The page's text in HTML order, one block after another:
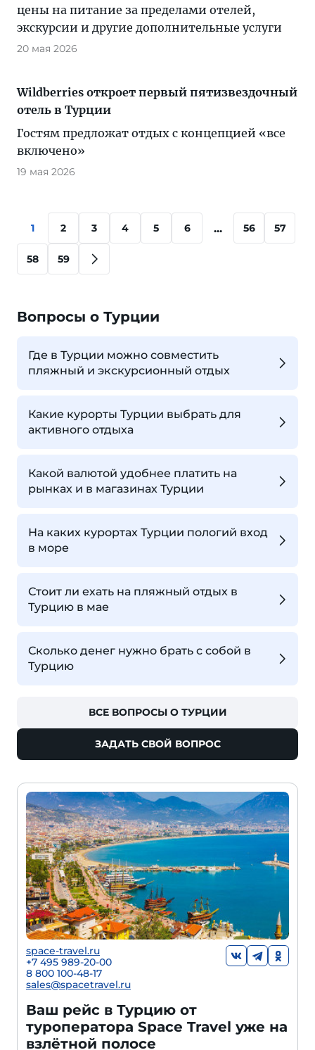
цены на питание за пределами отелей,
экскурсии и другие дополнительные услуги
20 мая 2026
Wildberries откроет первый пятизвездочный
отель в Турции
Гостям предложат отдых с концепцией «все
включено»
19 мая 2026
1 2 3 4 5 6 ... 56 57
58 59
Вопросы о Турции
Где в Турции можно совместить
пляжный и экскурсионный отдых
Какие курорты Турции выбрать для
активного отдыха
Какой валютой удобнее платить на
рынках и в магазинах Турции
На каких курортах Турции пологий вход
в море
Стоит ли ехать на пляжный отдых в
Турцию в мае
Сколько денег нужно брать с собой в
Турцию
ВСЕ ВОПРОСЫ О ТУРЦИИ
ЗАДАТЬ СВОЙ ВОПРОС
space-travel.ru
+7 495 989-20-00
8 800 100-48-17
sales@spacetravel.ru
Ваш рейс в Турцию от
туроператора Space Travel уже на
взлётной полосе